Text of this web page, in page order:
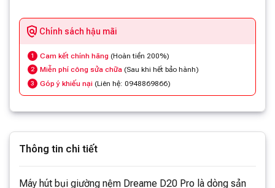
Chính sách hậu mãi
1 Cam kết chính hãng (Hoàn tiền 200%)
2 Miễn phí công sửa chữa (Sau khi hết bảo hành)
3 Góp ý khiếu nại (Liên hệ: 0948869866)
Thông tin chi tiết
Máy hút bụi giường nệm Dreame D20 Pro là dòng sản